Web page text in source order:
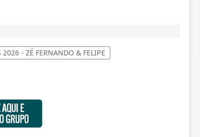
- ZÉ FERNANDO & FELIPE